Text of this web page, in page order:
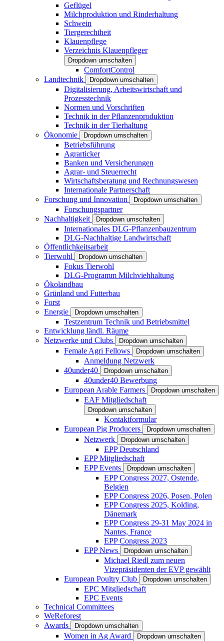
Geflügel
Milchproduktion und Rinderhaltung
Schwein
Tiergerechtheit
Klauenpflege
Verzeichnis Klauenpfleger
Dropdown umschalten
ComfortControl
Landtechnik
Dropdown umschalten
Digitalisierung, Arbeitswirtschaft und
Prozesstechnik
Normen und Vorschriften
Technik in der Pflanzenproduktion
Technik in der Tierhaltung
Ökonomie
Dropdown umschalten
Betriebsführung
Agrarticker
Banken und Versicherungen
Agrar- und Steuerrecht
Wirtschaftsberatung und Rechnungswesen
Internationale Partnerschaft
Forschung und Innovation
Dropdown umschalten
Forschungspartner
Nachhaltigkeit
Dropdown umschalten
Internationales DLG-Pflanzenbauzentrum
DLG-Nachhaltige Landwirtschaft
Öffentlichkeitsarbeit
Tierwohl
Dropdown umschalten
Fokus Tierwohl
DLG-Programm Milchviehhaltung
Ökolandbau
Grünland und Futterbau
Forst
Energie
Dropdown umschalten
Testzentrum Technik und Betriebsmittel
Entwicklung ländl. Räume
Netzwerke und Clubs
Dropdown umschalten
Female Agri Fellows Dropdown umschalten
Anmeldung Netzwerk
40under40
Dropdown umschalten
40under40 Bewerbung
European Arable Farmers
Dropdown umschalten
EAF Mitgliedschaft
Dropdown umschalten
Kontaktformular
European Pig Producers
Dropdown umschalten
Netzwerk Dropdown umschalten
EPP Deutschland
EPP Mitgliedschaft
EPP Events
Dropdown umschalten
EPP Congress 2027, Ostende,
Belgien
EPP Congress 2026, Posen, Polen
EPP Congress 2025, Kolding,
Dänemark
EPP Congress 29-31 May 2024 in
Nantes, France
EPP Congress 2023
EPP News
Dropdown umschalten
Michael Riedl zum neuen
Vizepräsidenten der EVP gewählt
European Poultry Club
Dropdown umschalten
EPC Mitgliedschaft
EPC Events
Technical Committees
WeReforest
Awards
Dropdown umschalten
Women in Ag Award Dropdown umschalten